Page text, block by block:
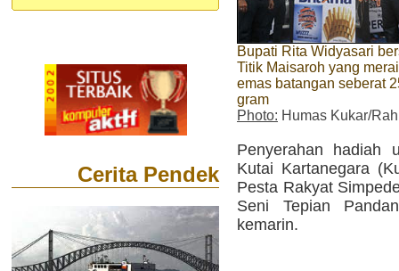
Cerita Pendek
Bupati Rita Widyasari
Titik Maisaroh yang
emas batangan seberat
gram
Photo: Humas Kukar/
Penyerahan hadiah
Kutai Kartanegara
Pesta Rakyat
Seni Tepian
kemarin.